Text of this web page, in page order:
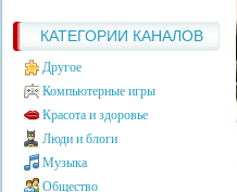
КАТЕГОРИИ КАНАЛОВ
Другое
Компьютерные игры
Красота и здоровье
Люди и блоги
Музыка
Общество